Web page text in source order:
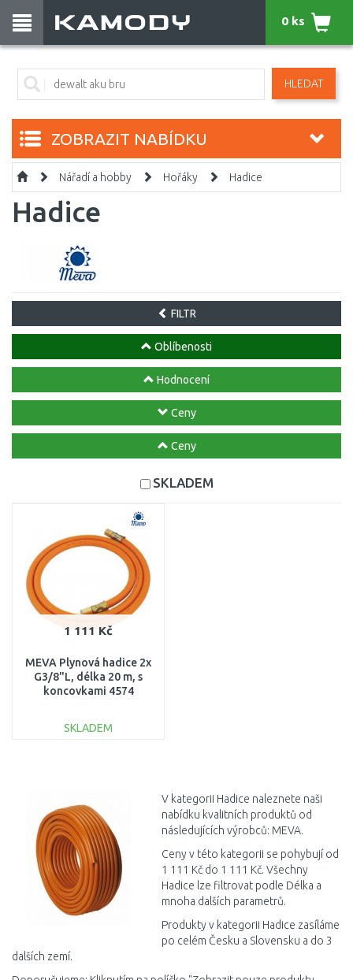
HLEDAT
0 ks
ZOBRAZIT NABÍDKU
Nářadí a hobby Hořáky Hadice
Hadice
FILTR
Oblíbenosti
Hodnocení
Ceny
Ceny
SKLADEM
1 111 Kč
MEVA Plynová hadice 2x
G3/8"L, délka 20 m, s
koncovkami 4574
SKLADEM
V kategorii Hadice naleznete naši
nabídku kvalitních produktů od
následujících výrobců: MEVA.
Ceny v této kategorii se pohybují od
1 111 Kč do 1 111 Kč. Všechny
Hadice lze filtrovat podle Délka a
mnoha dalších parametrů.
Produkty v kategorii Hadice zasíláme
po celém Česku a Slovensku a do 3
dalších zemí.